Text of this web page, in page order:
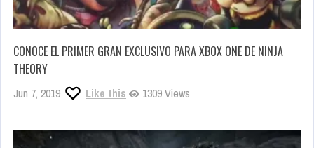
CONOCE EL PRIMER GRAN EXCLUSIVO PARA XBOX ONE DE NINJA
THEORY
Jun 7, 2019 Like this 1309 Views